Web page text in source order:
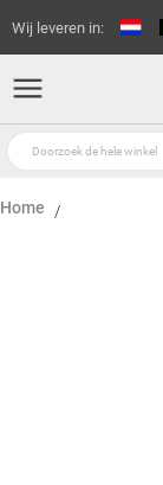
Wij leveren in:
Home